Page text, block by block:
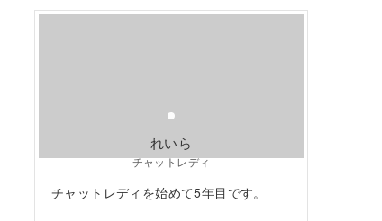
れいら
チャットレディ
チャットレディを始めて5年目です。